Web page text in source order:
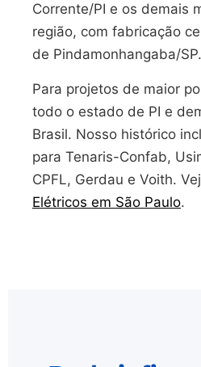
Corrente/PI e os demais
região, com fabricação
de Pindamonhangaba/SP.
Para projetos de maior
todo o estado de PI e
Brasil. Nosso histórico
para Tenaris-Confab,
CPFL, Gerdau e Voith.
Elétricos em São Paulo.